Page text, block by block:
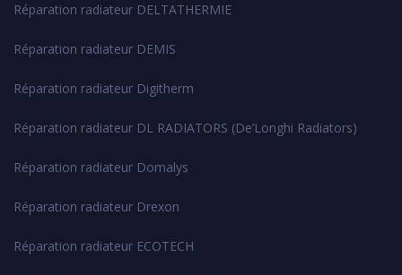
Réparation radiateur DELTATHERMIE
Réparation radiateur DEMIS
Réparation radiateur Digitherm
Réparation radiateur DL RADIATORS (De’Longhi Radiators)
Réparation radiateur Domalys
Réparation radiateur Drexon
Réparation radiateur ECOTECH